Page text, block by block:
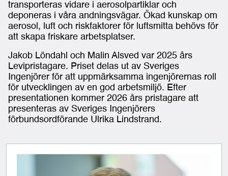
transporteras vidare i aerosolpartiklar och
deponeras i våra andningsvägar. Ökad kunskap om
aerosol, luft och riskfaktorer för luftsmitta behövs för
att skapa friskare arbetsplatser.
Jakob Löndahl och Malin Alsved var 2025 års
Levipristagare. Priset delas ut av Sveriges
Ingenjörer för att uppmärksamma ingenjörernas roll
för utvecklingen av en god arbetsmiljö. Efter
presentationen kommer 2026 års pristagare att
presenteras av Sveriges Ingenjörers
förbundsordförande Ulrika Lindstrand.